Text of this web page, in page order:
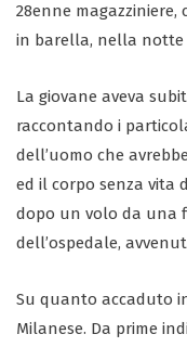
28enne
in barella, nella notte
La giovane aveva
raccontando i
dell’uomo che
ed il corpo senza vita
dopo un volo da una
dell’ospedale,
Su quanto accaduto
Milanese. Da prime